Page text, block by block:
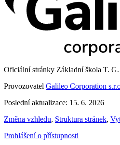
Oficiální stránky Základní škola T.
Provozovatel Galileo Corporation
Poslední aktualizace: 15. 6. 2026
Změna vzhledu, Struktura stránek,
Prohlášení o přístupnosti